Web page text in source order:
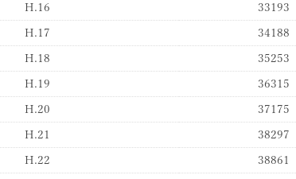
H.16 33193
H.17 34188
H.18 35253
H.19 36315
H.20 37175
H.21 38297
H.22 38861